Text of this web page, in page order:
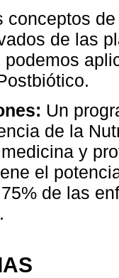
conceptos
de las
podemos
Un
de la
y
el
de las